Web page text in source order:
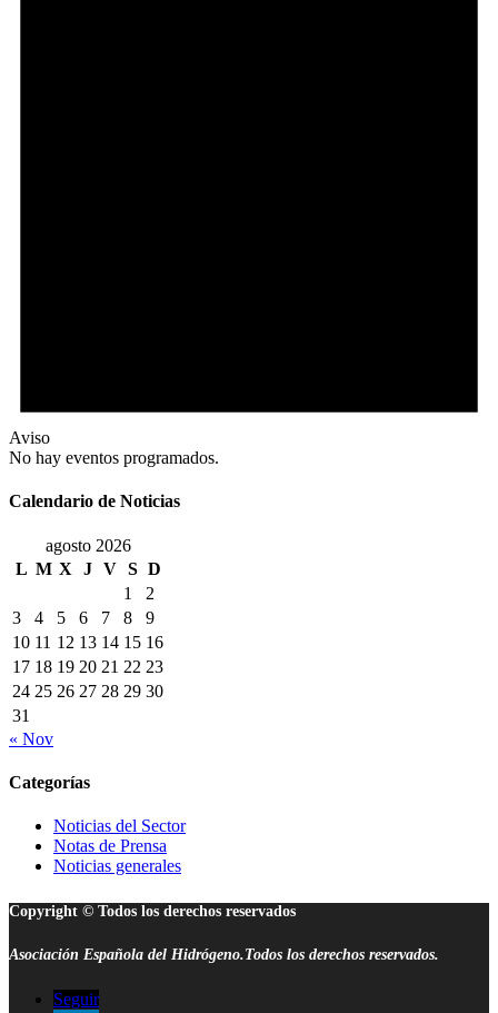
Aviso
No hay eventos programados.
Calendario de Noticias
agosto 2026
L M X J V S D
1
2
3
4 5 6 7 8
9
10 11 12 13 14 15 16
17 18 19 20 21 22 23
24 25 26 27 28 29 30
31
« Nov
Categorías
Noticias del Sector
Notas de Prensa
Noticias generales
Copyright © Todos los derechos reservados
Asociación Española del Hidrógeno.Todos los derechos reservados.
Seguir